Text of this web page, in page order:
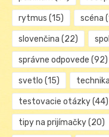
rytmus (15) scéna
slovenčina (22)
správne odpovede (92)
svetlo (15) technika
testovacie otázky(44)
tipy na prijímačky(20)